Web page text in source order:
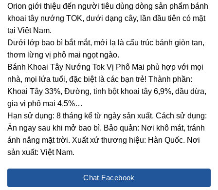
Orion giới thiệu đến người tiêu dùng dòng sản phẩm bánh
khoai tây nướng TOK, dưới dạng cây, lần đầu tiên có mặt
tại Việt Nam.
Dưới lớp bao bì bắt mắt, mới lạ là cấu trúc bánh giòn tan,
thơm lừng vị phô mai ngọt ngào.
Bánh Khoai Tây Nướng Tok Vị Phô Mai phù hợp với mọi
nhà, mọi lứa tuổi, đặc biệt là các bạn trẻ! Thành phần:
Khoai Tây 33%, Đường, tinh bột khoai tây 6,9%, dầu dừa,
gia vị phô mai 4,5%…
Hạn sử dụng: 8 tháng kể từ ngày sản xuất. Cách sử dụng:
Ăn ngay sau khi mở bao bì. Bảo quản: Nơi khô mát, tránh
ánh nắng mặt trời. Xuất xứ thương hiệu: Hàn Quốc. Nơi
sản xuất: Việt Nam.
Chat Facebook